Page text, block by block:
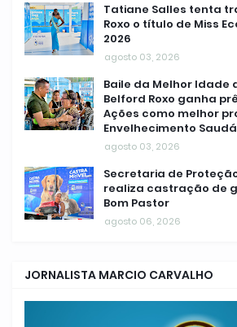
Tatiane Salles tenta
Roxo o título de Miss
2026
agosto 03, 2026
Baile da Melhor Idade
Belford Roxo ganha
Ações como melhor
Envelhecimento
agosto 03, 2026
Secretaria de
realiza castração de
Bom Pastor
agosto 06, 2026
JORNALISTA MARCIO CARVALHO